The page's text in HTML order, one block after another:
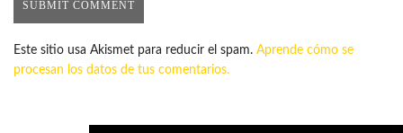
Este sitio usa Akismet para reducir el spam. Aprende cómo se
procesan los datos de tus comentarios.